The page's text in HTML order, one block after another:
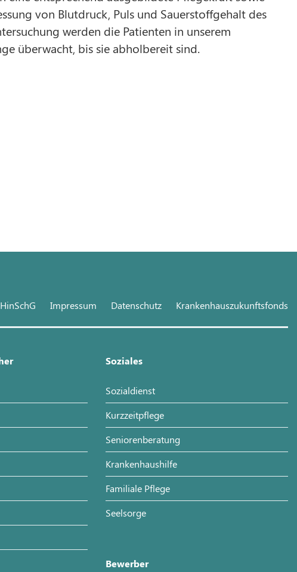
von Blutdruck, Puls und Sauerstoffgehalt des
werden die Patienten in unserem
überwacht, bis sie abholbereit sind.
HinSchG Impressum Datenschutz Krankenhauszukunftsfonds
Soziales
Sozialdienst
Kurzzeitpflege
Seniorenberatung
Krankenhaushilfe
Familiale Pflege
Seelsorge
Bewerber